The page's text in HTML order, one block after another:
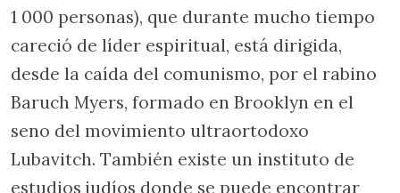
1 000 personas), que durante mucho tiempo
careció de líder espiritual, está dirigida,
desde la caída del comunismo, por el rabino
Baruch Myers, formado en Brooklyn en el
seno del movimiento ultraortodoxo
Lubavitch. También existe un instituto de
estudios judíos donde se puede encontrar